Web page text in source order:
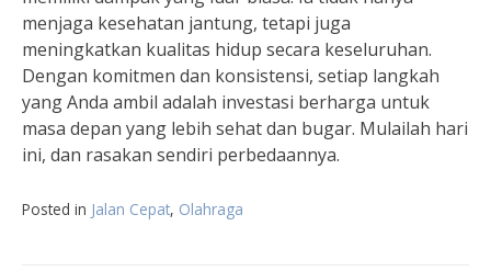
menjaga kesehatan jantung, tetapi juga
meningkatkan kualitas hidup secara keseluruhan.
Dengan komitmen dan konsistensi, setiap langkah
yang Anda ambil adalah investasi berharga untuk
masa depan yang lebih sehat dan bugar. Mulailah hari
ini, dan rasakan sendiri perbedaannya.
Posted in Jalan Cepat, Olahraga